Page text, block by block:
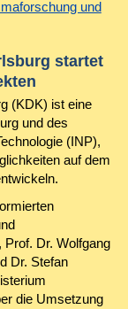
und
startet
(KDK) ist eine
und des
(INP),
auf dem
Dr. Wolfgang
Dr. Stefan
die Umsetzung